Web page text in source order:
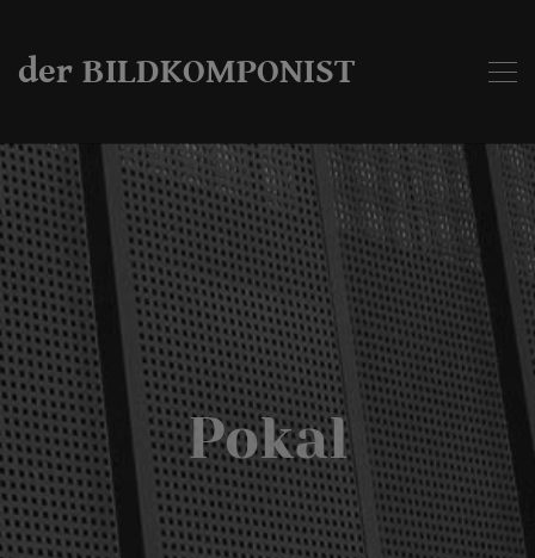
der BILDKOMPONIST
Pokal